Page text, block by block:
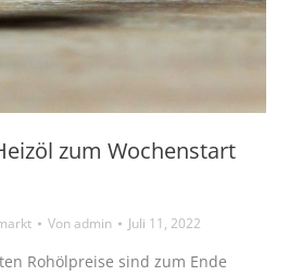
zum Wochenstart
Vonadmin Juli 11, 2022
Rohölpreise sind zum Ende